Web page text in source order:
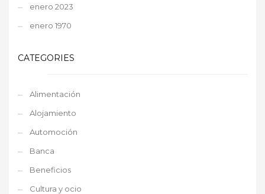
enero 2023
enero 1970
CATEGORIES
Alimentación
Alojamiento
Automoción
Banca
Beneficios
Cultura y ocio